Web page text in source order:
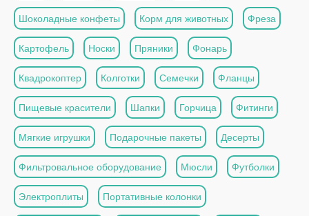
Шоколадные конфеты Корм для животных Фреза
Картофель Носки Пряники Фонарь
Квадрокоптер Колготки Семечки Фланцы
Пищевые красители Шапки Горчица Фитинги
Мягкие игрушки Подарочные пакеты Десерты
Фильтровальное оборудование Мюсли Футболки
Электроплиты Портативные колонки